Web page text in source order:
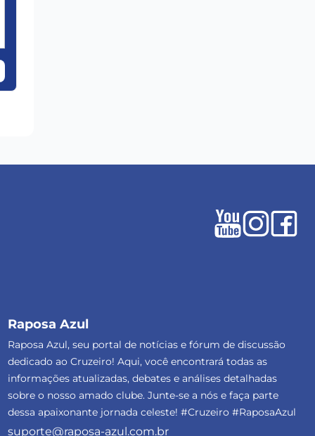
Raposa Azul
Raposa Azul, seu portal de notícias e fórum de discussão
dedicado ao Cruzeiro! Aqui, você encontrará todas as
informações atualizadas, debates e análises detalhadas
sobre o nosso amado clube. Junte-se a nós e faça parte
dessa apaixonante jornada celeste! #Cruzeiro #RaposaAzul
suporte@raposa-azul.com.br